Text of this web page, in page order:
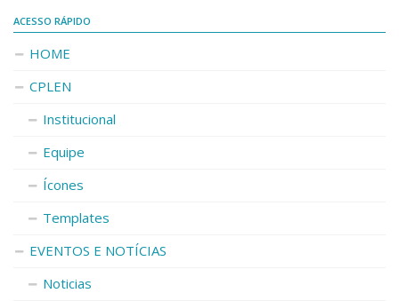
ACESSO RÁPIDO
HOME
CPLEN
Institucional
Equipe
Ícones
Templates
EVENTOS E NOTÍCIAS
Noticias